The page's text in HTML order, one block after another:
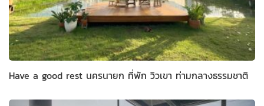
Have a good rest นครนายก ที่พัก วิวเขา ท่ามกลางธรรมชาติ